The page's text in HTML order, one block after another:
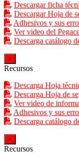
Descargar ficha
Descargar Hoja de
Adhesivos y sus
Ver video del
Descarga catálogo
×
Recursos
Descarga Hoja
Descarga Hoja de
Ver video de
Adhesivos y sus
Descarga catálogo
×
Recursos